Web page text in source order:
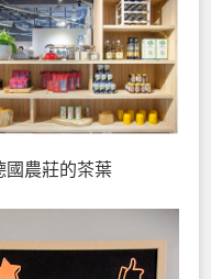
國農莊的茶葉